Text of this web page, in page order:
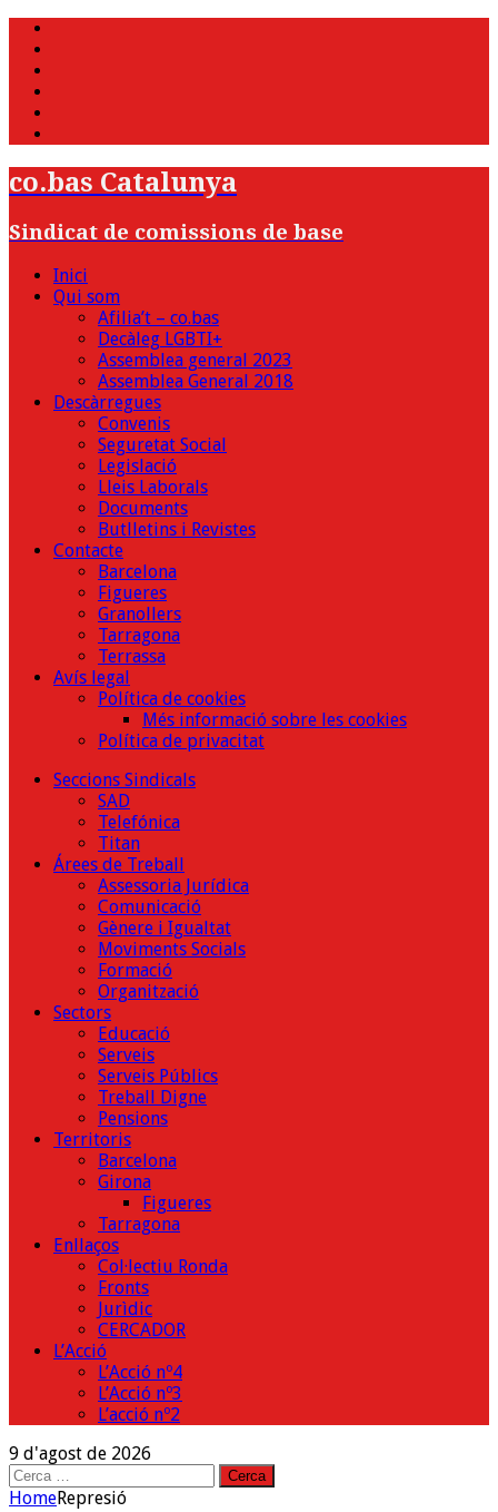
co.bas Catalunya
Sindicat de comissions de base
Inici
Qui som
Afilia’t – co.bas
Decàleg LGBTI+
Assemblea general 2023
Assemblea General 2018
Descàrregues
Convenis
Seguretat Social
Legislació
Lleis Laborals
Documents
Butlletins i Revistes
Contacte
Barcelona
Figueres
Granollers
Tarragona
Terrassa
Avís legal
Política de cookies
Més informació sobre les cookies
Política de privacitat
Seccions Sindicals
SAD
Telefónica
Titan
Árees de Treball
Assessoria Jurídica
Comunicació
Gènere i Igualtat
Moviments Socials
Formació
Organització
Sectors
Educació
Serveis
Serveis Públics
Treball Digne
Pensions
Territoris
Barcelona
Girona
Figueres
Tarragona
Enllaços
Col·lectiu Ronda
Fronts
Jurìdic
CERCADOR
L’Acció
L’Acció nº4
L’Acció nº3
L’acció nº2
9 d'agost de 2026
Cerca:
HomeRepresió